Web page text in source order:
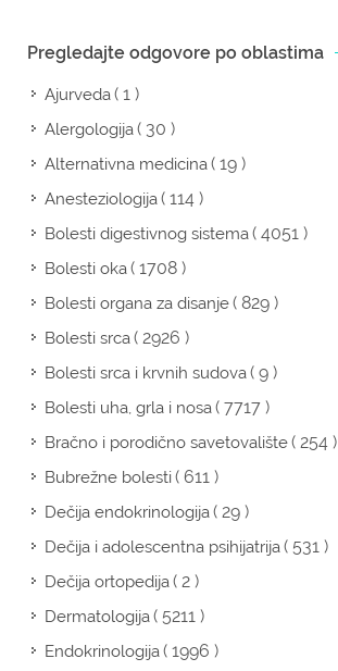
Pregledajte odgovore po oblastima
Ajurveda( 1 )
Alergologija( 30 )
Alternativna medicina( 19 )
Anesteziologija( 114 )
Bolesti digestivnog sistema( 4051 )
Bolesti oka( 1708 )
Bolesti organa za disanje( 829 )
Bolesti srca( 2926 )
Bolesti srca i krvnih sudova( 9 )
Bolesti uha, grla i nosa( 7717 )
Bračno i porodično savetovalište( 254 )
Bubrežne bolesti( 611 )
Dečija endokrinologija( 29 )
Dečija i adolescentna psihijatrija( 531 )
Dečija ortopedija( 2 )
Dermatologija( 5211 )
Endokrinologija( 1996 )